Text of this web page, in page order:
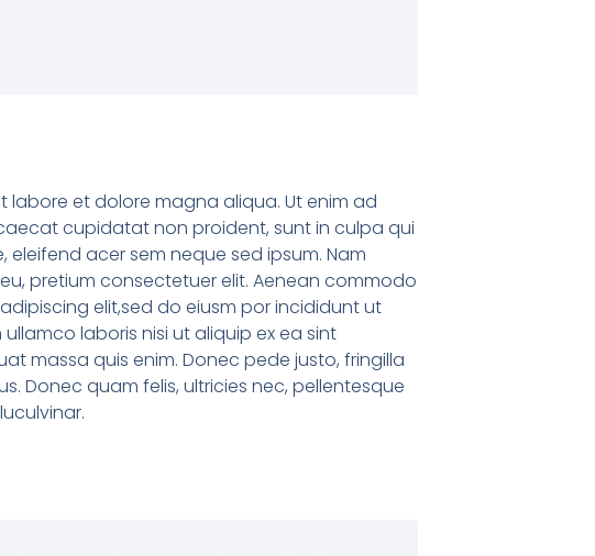
labore et dolore magna aliqua. Ut enim ad
cupidatat non proident, sunt in culpa qui
acer sem neque sed ipsum. Nam
pretium consectetuer elit. Aenean commodo
elit,sed do eiusm por incididunt ut
laboris nisi ut aliquip ex ea sint
massa quis enim. Donec pede justo, fringilla
Donec quam felis, ultricies nec, pellentesque